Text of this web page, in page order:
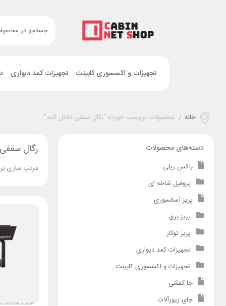
تجهیزات و اکسسوری کابینت تجهیزات کمد دیواری
خانه / محصولات برچسب خورده “رگال سقفی داخل کمد”
رگال
مرتب سازی
دسته‌های محصولات
باکس ریلی
پروفیل شاخه ای
پریز آسانسوری
پریز برق
پریز توکار
تجهیزات کمد دیواری
تجهیزات و اکسسوری کابینت
جا کفشی
جای زیورآلات